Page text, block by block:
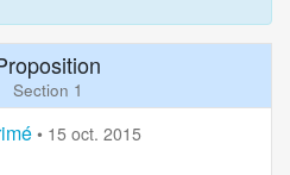
Section 1
• 15 oct. 2015